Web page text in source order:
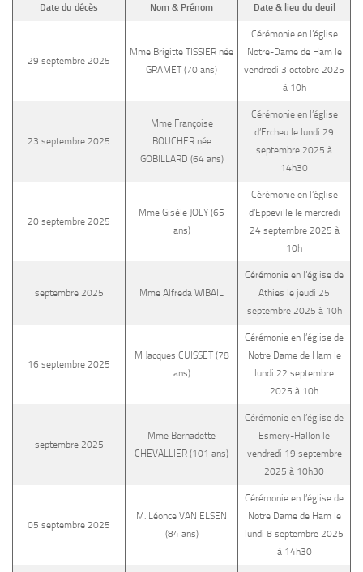
Date du décès Nom & Prénom Date & lieu du deuil
29 septembre 2025
Mme Brigitte TISSIER née
GRAMET (70 ans)
Cérémonie en l’église
Notre-Dame de Ham le
vendredi 3 octobre 2025
à 10h
23 septembre 2025
Mme Françoise
BOUCHER née
GOBILLARD (64 ans)
Cérémonie en l’église
d’Ercheu le lundi 29
septembre 2025 à
14h30
20 septembre 2025
Mme Gisèle JOLY (65
ans)
Cérémonie en l’église
d’Eppeville le mercredi
24 septembre 2025 à
10h
septembre 2025 Mme Alfreda WIBAIL
Cérémonie en l’église de
Athies le jeudi 25
septembre 2025 à 10h
16 septembre 2025
M Jacques CUISSET (78
ans)
Cérémonie en l’église de
Notre Dame de Ham le
lundi 22 septembre
2025 à 10h
septembre 2025
Mme Bernadette
CHEVALLIER (101 ans)
Cérémonie en l’église de
Esmery-Hallon le
vendredi 19 septembre
2025 à 10h30
05 septembre 2025
M. Léonce VAN ELSEN
(84 ans)
Cérémonie en l’église de
Notre Dame de Ham le
lundi 8 septembre 2025
à 14h30